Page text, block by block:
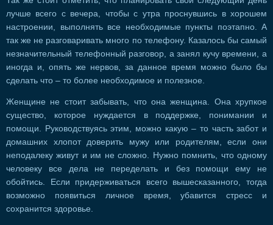
лучше всего с вечера, чтобы с утра проснувшись в хорошем
настроении, выполнять все необходимые пункты поэтапно. А
так же не разговаривать много по телефону. Казалось бы самый
незначительный телефонный разговор, а занял кучу времени, а
иногда и, опять же нервов, за данное время можно было бы
сделать что – то более необходимое и полезное.
Женщине не стоит забывать, что она женщина. Она хрупкое
существо, которое нуждается в поддержке, понимании и
помощи. Руководствуясь этим, можно какую – то часть забот и
домашних хлопот доверить мужу или родителям, если они
неподалеку живут и им не сложно. Нужно помнить, что одному
человеку все дела не переделать и без помощи ему не
обойтись. Если придерживаться всего вышесказанного, тогда
возможно появиться личное время, убавится стресс и
сохранится здоровье.